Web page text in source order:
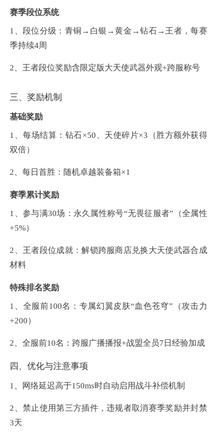
赛季段位系统
1、段位分级：青铜→白银→黄金→钻石→王者，每赛
季持续4周
2、王者段位奖励含限定版大天使武器外观+跨服称号‌
三、奖励机制
基础奖励
1、每场结算：钻石×50、天使碎片×3（胜方额外获得
双倍）
2、每日首胜：随机卓越装备箱×1
赛季累计奖励
1、参与满30场：永久属性称号“无畏征服者”（全属性
+5%）
2、王者段位成就：解锁跨服商店兑换大天使武器合成
材料‌
特殊排名奖励
1、全服前100名：专属幻翼皮肤“血色苍穹”（攻击力
+200）
2、全服前10名：跨服广播播报+战盟全员7日经验加成‌
四、优化与注意事项
1、网络延迟高于150ms时自动启用战斗补偿机制‌
2、禁止使用第三方插件，违规者取消赛季奖励并封禁
3天